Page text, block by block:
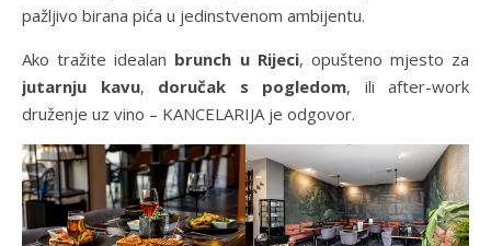
pažljivo birana pića u jedinstvenom ambijentu.
Ako tražite idealan brunch u Rijeci, opušteno mjesto za
jutarnju kavu, doručak s pogledom, ili after-work
druženje uz vino – KANCELARIJA je odgovor.